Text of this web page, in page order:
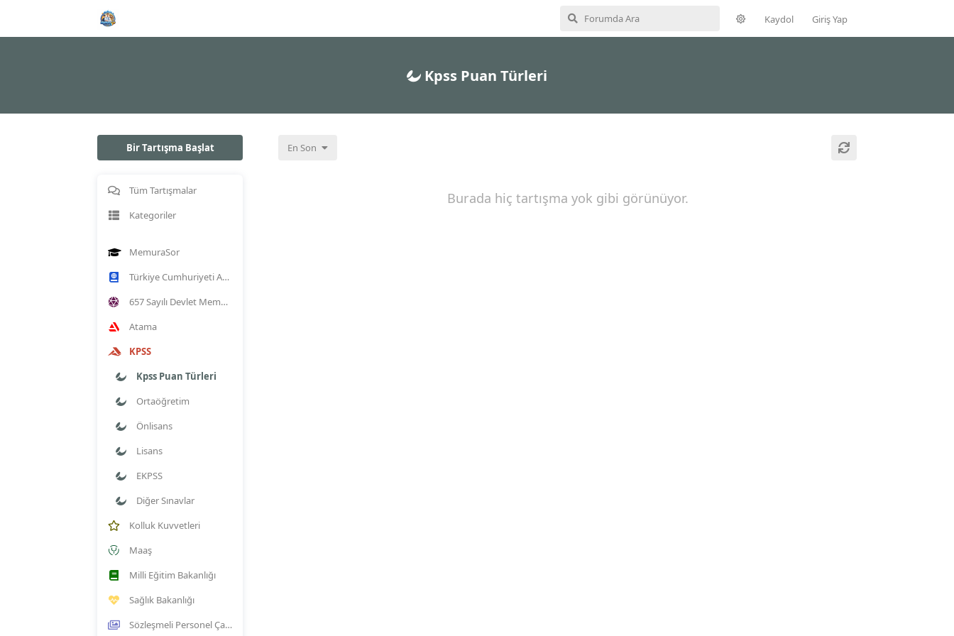
Kaydol Giriş Yap
Kpss Puan Türleri
Bir Tartışma Başlat
Tüm Tartışmalar
Kategoriler
MemuraSor
Türkiye Cumhuriyeti Anayasası
657 Sayılı Devlet Memurları Kanunu
Atama
KPSS
Kpss Puan Türleri
Ortaöğretim
Önlisans
Lisans
EKPSS
Diğer Sınavlar
Kolluk Kuvvetleri
Maaş
Milli Eğitim Bakanlığı
Sağlık Bakanlığı
Sözleşmeli Personel Çalıştırılmasına İlişkin Esaslar
En Son
Burada hiç tartışma yok gibi görünüyor.